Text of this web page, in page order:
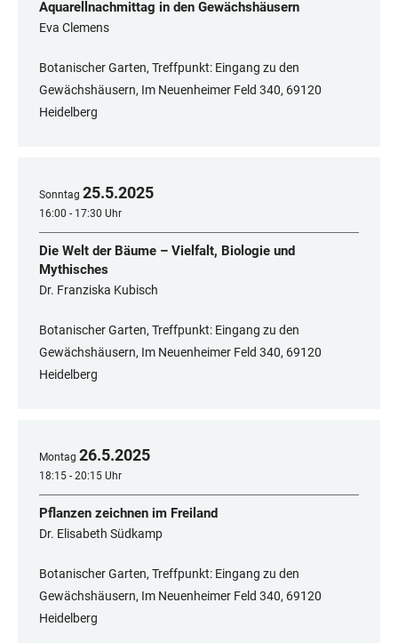
Aquarellnachmittag in den Gewächshäusern
Eva Clemens
Botanischer Garten, Treffpunkt: Eingang zu den
Gewächshäusern, Im Neuenheimer Feld 340, ​​​​​​​69120
Heidelberg
Sonntag 25.5.2025
16:00 - 17:30 Uhr
Die Welt der Bäume – Vielfalt, Biologie und
Mythisches
Dr. Franziska Kubisch
Botanischer Garten, Treffpunkt: Eingang zu den
Gewächshäusern, Im Neuenheimer Feld 340, 69120
Heidelberg
Montag 26.5.2025
18:15 - 20:15 Uhr
Pflanzen zeichnen im Freiland
Dr. Elisabeth Südkamp
Botanischer Garten, Treffpunkt: Eingang zu den
Gewächshäusern, Im Neuenheimer Feld 340, 69120
Heidelberg